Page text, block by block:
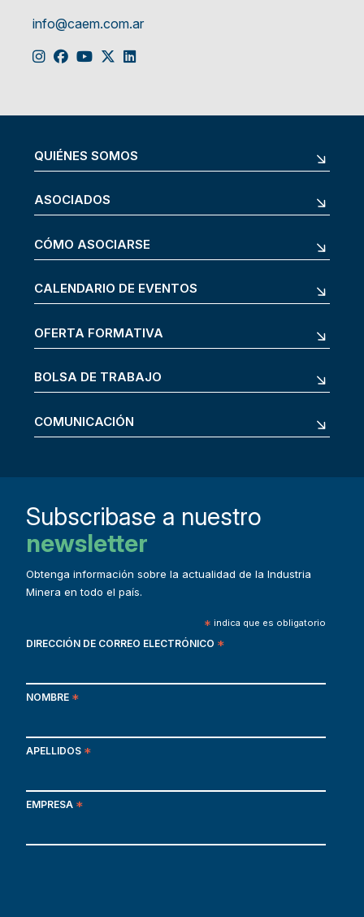
info@caem.com.ar
QUIÉNES SOMOS
ASOCIADOS
CÓMO ASOCIARSE
CALENDARIO DE EVENTOS
OFERTA FORMATIVA
BOLSA DE TRABAJO
COMUNICACIÓN
Subscribase a nuestro
newsletter
Obtenga información sobre la actualidad de la Industria
Minera en todo el país.
* indica que es obligatorio
DIRECCIÓN DE CORREO ELECTRÓNICO *
NOMBRE *
APELLIDOS *
EMPRESA *